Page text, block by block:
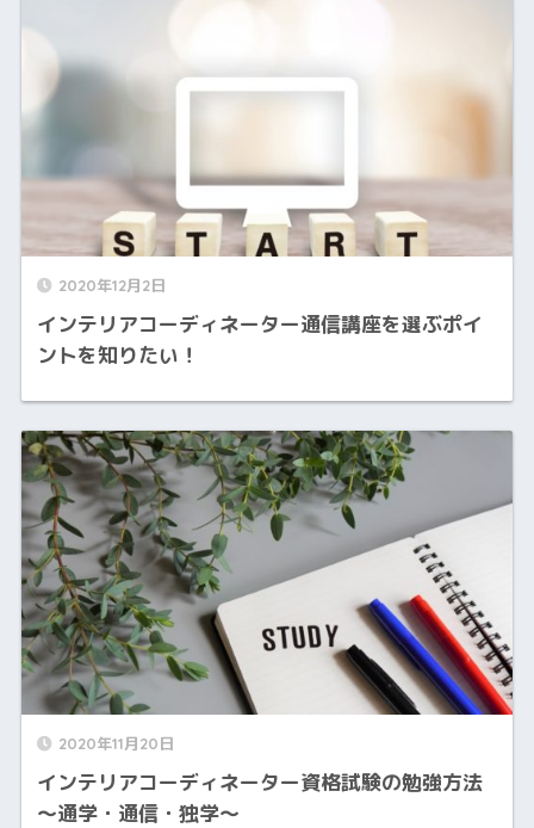
2020年12月2日
インテリアコーディネーター通信講座を選ぶポイ
ントを知りたい！
2020年11月20日
インテリアコーディネーター資格試験の勉強方法
～通学・通信・独学～